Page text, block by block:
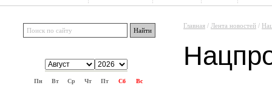
Пн Вт Ср Чт Пт Сб Вс
Главная / Лента новостей /